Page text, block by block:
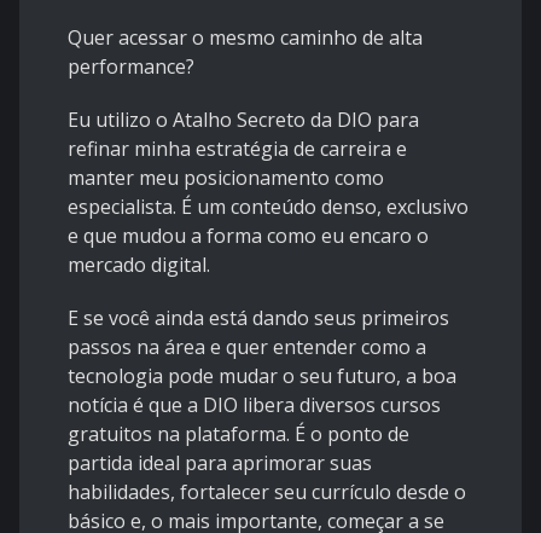
Quer acessar o mesmo caminho de alta
performance?
Eu utilizo o Atalho Secreto da DIO para
refinar minha estratégia de carreira e
manter meu posicionamento como
especialista. É um conteúdo denso, exclusivo
e que mudou a forma como eu encaro o
mercado digital.
E se você ainda está dando seus primeiros
passos na área e quer entender como a
tecnologia pode mudar o seu futuro, a boa
notícia é que a DIO libera diversos cursos
gratuitos na plataforma. É o ponto de
partida ideal para aprimorar suas
habilidades, fortalecer seu currículo desde o
básico e, o mais importante, começar a se